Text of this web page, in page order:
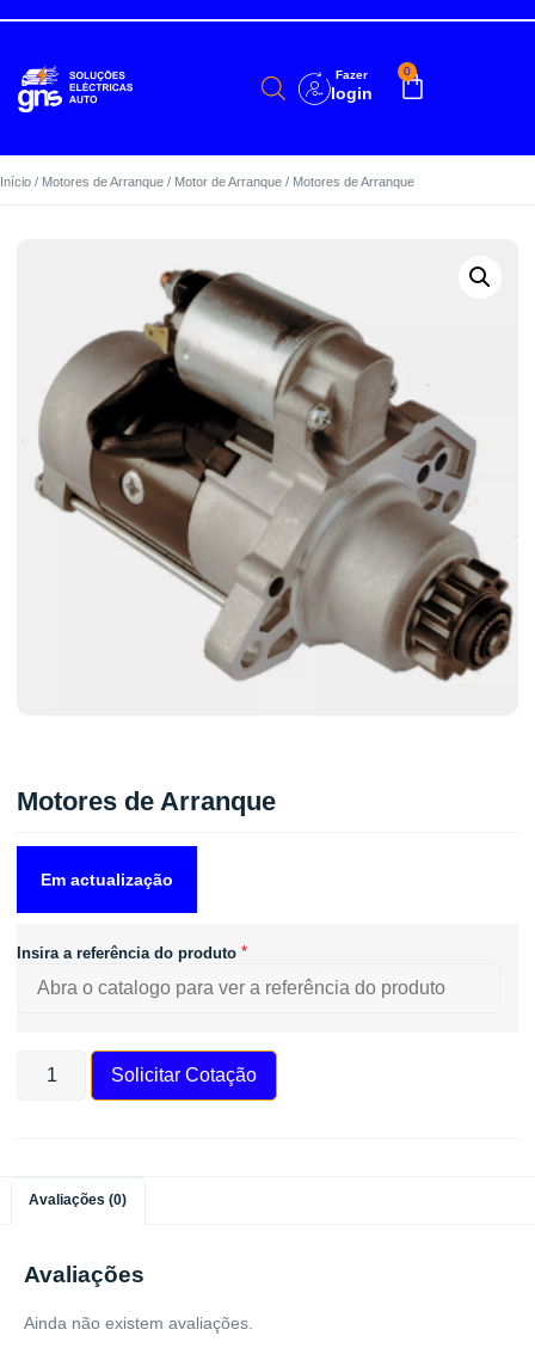
Fazer
login
0
Início / Motores de Arranque / Motor de Arranque / Motores de Arranque
Motores de Arranque
Em actualização
Insira a referência do produto *
Solicitar Cotação
Avaliações (0)
Avaliações
Ainda não existem avaliações.